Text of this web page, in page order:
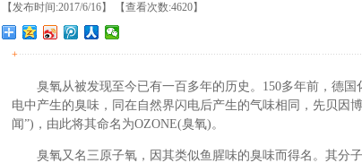
【发布时间:2017/6/16】 【查看次数:4620】
+
臭氧从被发现至今已有一百多年的历史。150多年前，德
电中产生的臭味，同在自然界闪电后产生的气味相同，先贝因
闻”)，由此将其命名为OZONE(臭氧)。
臭氧又名三原子氧，因其类似鱼腥味的臭味而得名。其分